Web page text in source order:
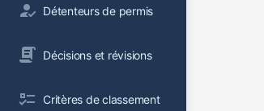
Détenteurs de permis
Décisions et révisions
Critères de classement